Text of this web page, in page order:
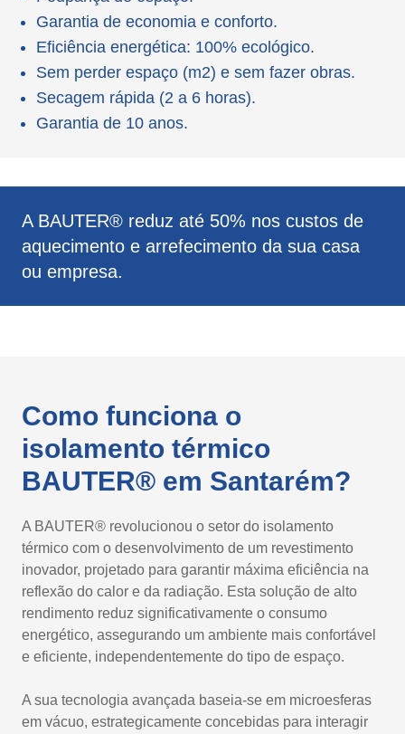
Garantia de economia e conforto.
Eficiência energética: 100% ecológico.
Sem perder espaço (m2) e sem fazer obras.
Secagem rápida (2 a 6 horas).
Garantia de 10 anos.
A BAUTER® reduz até 50% nos custos de
aquecimento e arrefecimento da sua casa
ou empresa.
Como funciona o
isolamento térmico
BAUTER® em Santarém?
A BAUTER® revolucionou o setor do isolamento
térmico com o desenvolvimento de um revestimento
inovador, projetado para garantir máxima eficiência na
reflexão do calor e da radiação. Esta solução de alto
rendimento reduz significativamente o consumo
energético, assegurando um ambiente mais confortável
e eficiente, independentemente do tipo de espaço.
A sua tecnologia avançada baseia-se em microesferas
em vácuo, estrategicamente concebidas para interagir